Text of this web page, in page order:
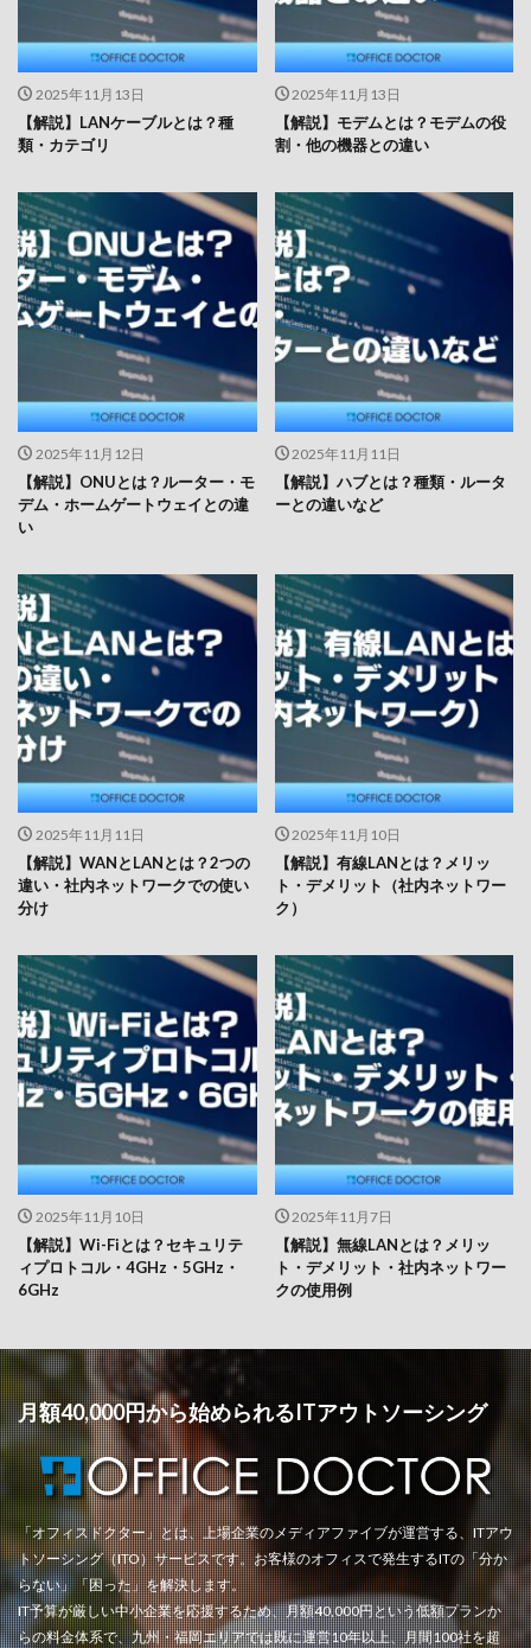
2025年11月13日
【解説】LANケーブルとは？種
類・カテゴリ
2025年11月13日
【解説】モデムとは？モデムの役
割・他の機器との違い
2025年11月12日
【解説】ONUとは？ルーター・モ
デム・ホームゲートウェイとの違
い
2025年11月11日
【解説】ハブとは？種類・ルータ
ーとの違いなど
2025年11月11日
【解説】WANとLANとは？2つの
違い・社内ネットワークでの使い
分け
2025年11月10日
【解説】有線LANとは？メリッ
ト・デメリット（社内ネットワー
ク）
2025年11月10日
【解説】Wi-Fiとは？セキュリテ
ィプロトコル・4GHz・5GHz・
6GHz
2025年11月7日
【解説】無線LANとは？メリッ
ト・デメリット・社内ネットワー
クの使用例
月額40,000円から始められるITアウトソーシング
「オフィスドクター」とは、上場企業のメディアファイブが運営する、ITアウ
トソーシング（ITO）サービスです。お客様のオフィスで発生するITの「分か
らない」「困った」を解決します。
IT予算が厳しい中小企業を応援するため、月額40,000円という低額プランか
らの料金体系で、九州・福岡エリアでは既に運営10年以上、月間100社を超